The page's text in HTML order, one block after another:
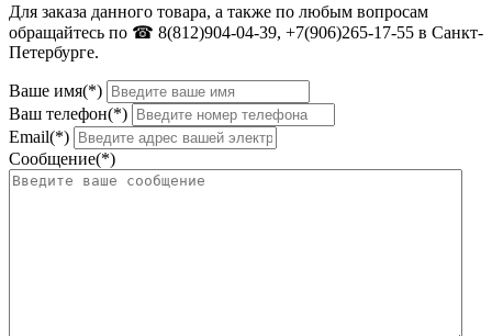
Для заказа данного товара, а также по любым вопросам
обращайтесь по ☎ 8(812)904-04-39, +7(906)265-17-55 в Санкт-
Петербурге.
Ваше имя(*)
Ваш телефон(*)
Email(*)
Сообщение(*)